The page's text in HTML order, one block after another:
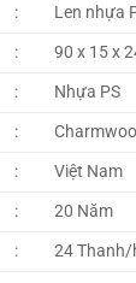
45.000₫.
:
Len nhựa
:
90 x 15 x
:
Nhựa PS
:
:
Việt Nam
:
20 Năm
: 24 Thanh/